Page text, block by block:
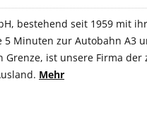
bestehend seit 1959 mit
Minuten zur Autobahn A3
Grenze, ist unsere Firma
Mehr